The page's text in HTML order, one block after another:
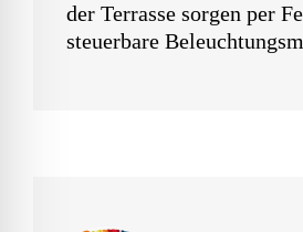
der Terrasse sorgen per
steuerbare